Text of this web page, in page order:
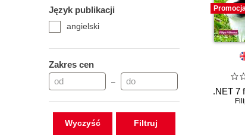
Język publikacji
angielski
Zakres cen
–
Wyczyść
.NET 7